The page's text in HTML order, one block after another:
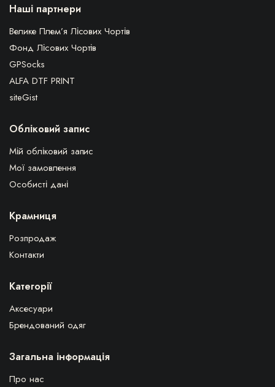
Наші партнери
Велике Плем’я Лісових Чортів
Фонд Лісових Чортів
GPSocks
ALFA DTF PRINT
siteGist
Обліковий запис
Мій обліковий запис
Мої замовлення
Особисті дані
Крамниця
Розпродаж
Контакти
Категорії
Аксесуари
Брендований одяг
Загальна інформація
Про нас